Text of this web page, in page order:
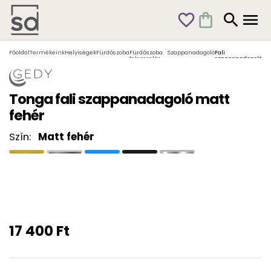
favorite_outline shopping_bag search menu
FőoldalTermékeinkHelyiségekFürdőszobaFürdőszoba
felszerelés
SzappanadagolóFali
szappanadagoló
Tonga fali szappanadagoló matt
fehér
17 400 Ft
Szín: Matt fehér